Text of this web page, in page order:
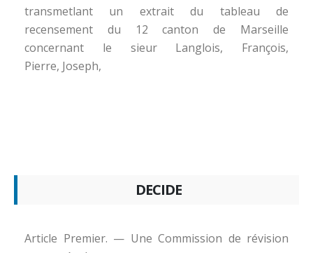
transmetlant un extrait du tableau de
recensement du 12 canton de Marseille
concernant le sieur Langlois, François,
Pierre, Joseph,
DECIDE
Article Premier. — Une Commission de révision